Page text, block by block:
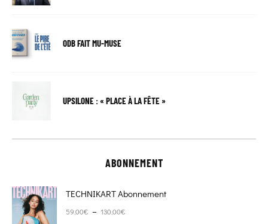
ODB FAIT MU-MUSE
UPSILONE : « PLACE À LA FÊTE »
ABONNEMENT
TECHNIKART Abonnement
59,00€ – 130,00€